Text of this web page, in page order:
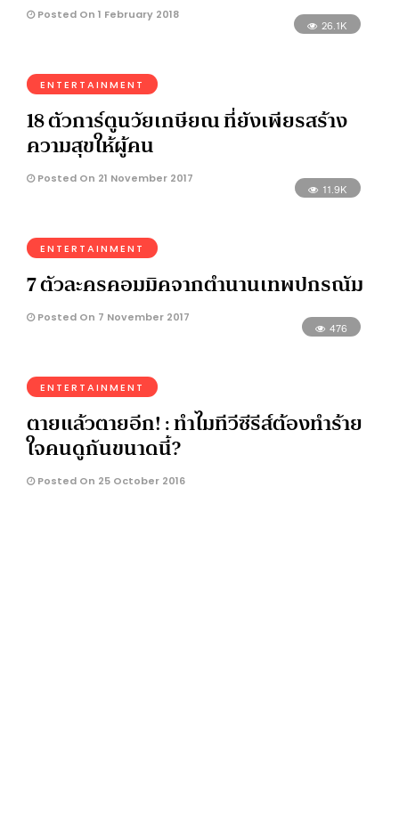
Posted On 1 February 2018
26.1K
ENTERTAINMENT
18 ตัวการ์ตูนวัยเกษียณ ที่ยังเพียรสร้าง
ความสุขให้ผู้คน
Posted On 21 November 2017
11.9K
ENTERTAINMENT
7 ตัวละครคอมมิคจากตำนานเทพปกรณัม
Posted On 7 November 2017
476
ENTERTAINMENT
ตายแล้วตายอีก! : ทำไมทีวีซีรีส์ต้องทำร้าย
ใจคนดูกันขนาดนี้?
Posted On 25 October 2016